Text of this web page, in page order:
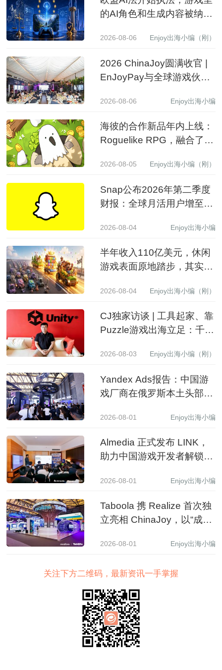
的AI角色和生成内容被纳入
2026-08-06 Enjoy出海小编（刚）
2026 ChinaJoy圆满收官 |
EnJoyPay与全球游戏伙伴
2026-08-06 Enjoy出海小编
海彼的合作新品年内上线：
Roguelike RPG，融合了
2026-08-05 Enjoy出海小编（刚）
Snap公布2026年第二季度
财报：全球月活用户增至
至15.99亿美元
2026-08-04 Enjoy出海小编
半年收入110亿美元，休闲
游戏表面原地踏步，其实已
2026-08-04 Enjoy出海小编（刚）
CJ独家访谈 | 工具起家、靠
Puzzle游戏出海立足：千万
2026-08-03 Enjoy出海小编（刚）
Yandex Ads报告：中国游
戏厂商在俄罗斯本土头部应
2026-08-01 Enjoy出海小编
Almedia 正式发布 LINK，
助力中国游戏开发者解锁收
2026-08-01 Enjoy出海小编
Taboola 携 Realize 首次独
立亮相 ChinaJoy，以“成长
全球增长新图景
2026-08-01 Enjoy出海小编
关注下方二维码，最新资讯一手掌握